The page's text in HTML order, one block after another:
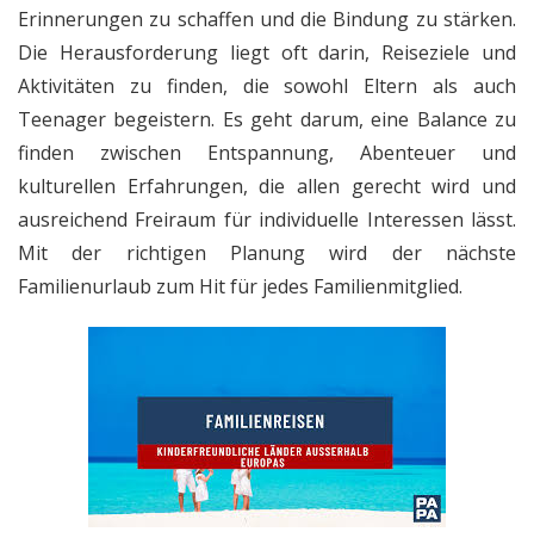
Erinnerungen zu schaffen und die Bindung zu stärken.
Die Herausforderung liegt oft darin, Reiseziele und
Aktivitäten zu finden, die sowohl Eltern als auch
Teenager begeistern. Es geht darum, eine Balance zu
finden zwischen Entspannung, Abenteuer und
kulturellen Erfahrungen, die allen gerecht wird und
ausreichend Freiraum für individuelle Interessen lässt.
Mit der richtigen Planung wird der nächste
Familienurlaub zum Hit für jedes Familienmitglied.